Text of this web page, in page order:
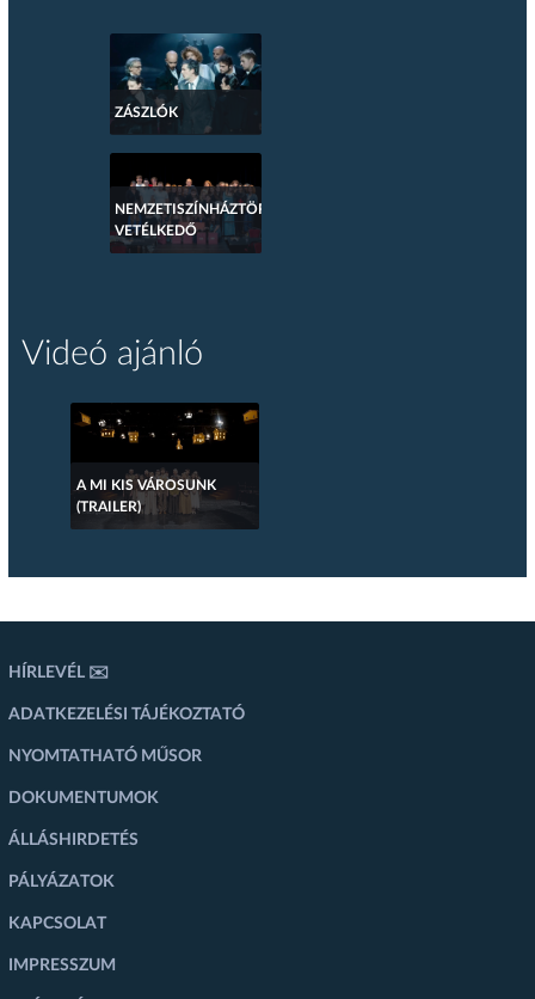
ZÁSZLÓK
NEMZETISZÍNHÁZTÖRTÉNETI
VETÉLKEDŐ
Videó ajánló
A MI KIS VÁROSUNK
(TRAILER)
HÍRLEVÉL ✉️
ADATKEZELÉSI TÁJÉKOZTATÓ
NYOMTATHATÓ MŰSOR
DOKUMENTUMOK
ÁLLÁSHIRDETÉS
PÁLYÁZATOK
KAPCSOLAT
IMPRESSZUM